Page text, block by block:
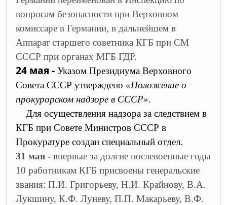
вопросам безопасности при Верховном
комиссаре в Германии, в дальнейшем в
Аппарат старшего советника КГБ при СМ
СССР при органах МГБ ГДР.
24 мая - Указом Президиума Верховного
Совета СССР утверждено «Положение о
прокурорском надзоре в СССР».
Для осуществления надзора за следствием в
КГБ при Совете Министров СССР в
Прокуратуре создан специальный отдел.
31 мая - впервые за долгие послевоенные годы
10 работникам КГБ присвоены генеральские
звания: П.И. Григорьеву, Н.И. Крайнову, В.А.
Лукшину, К.Ф. Луневу, П.П. Макарьеву, В.Ф.